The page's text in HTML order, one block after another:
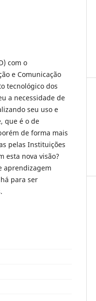
com o
e Comunicação
tecnológico dos
a necessidade de
seu uso e
que é o de
de forma mais
pelas Instituições
esta nova visão?
aprendizagem
para ser